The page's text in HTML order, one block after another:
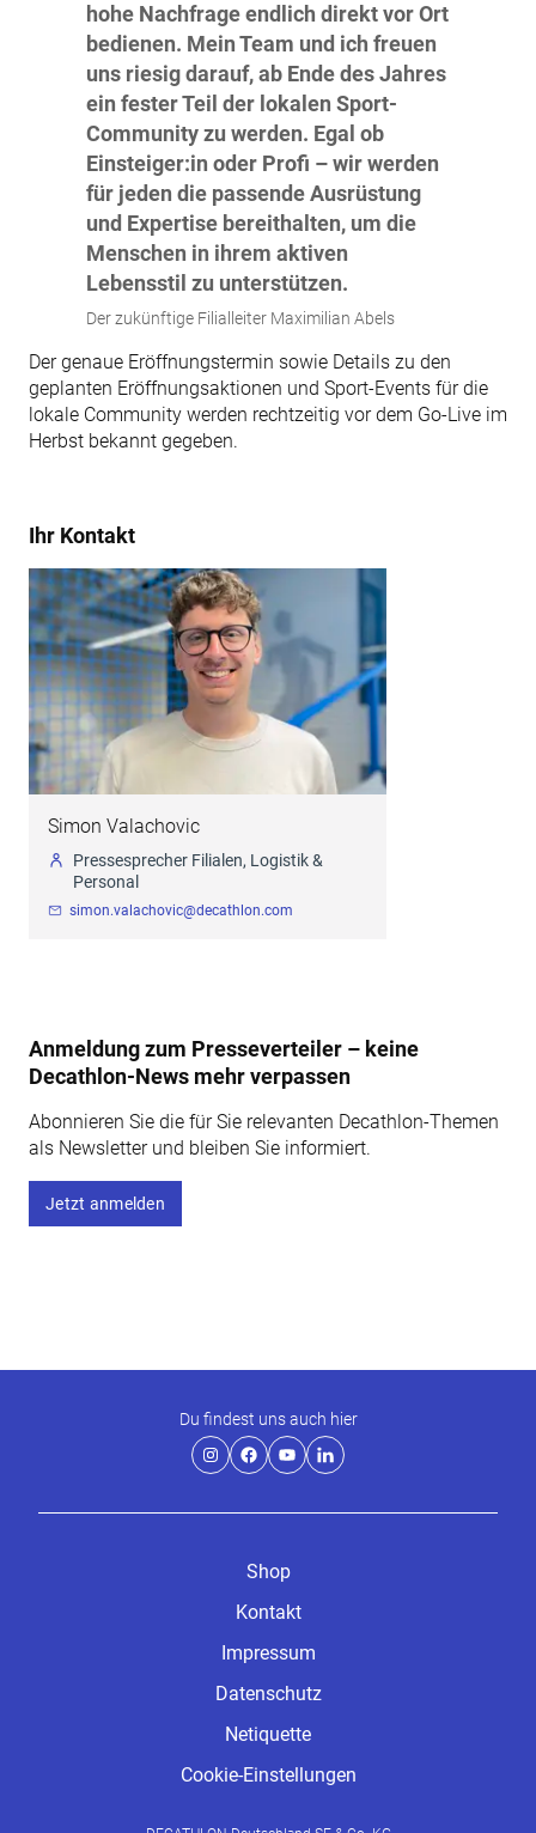
hohe Nachfrage endlich direkt vor Ort
bedienen. Mein Team und ich freuen
uns riesig darauf, ab Ende des Jahres
ein fester Teil der lokalen Sport-
Community zu werden. Egal ob
Einsteiger:in oder Profi – wir werden
für jeden die passende Ausrüstung
und Expertise bereithalten, um die
Menschen in ihrem aktiven
Lebensstil zu unterstützen.
Der zukünftige Filialleiter Maximilian Abels
Der genaue Eröffnungstermin sowie Details zu den
geplanten Eröffnungsaktionen und Sport-Events für die
lokale Community werden rechtzeitig vor dem Go-Live im
Herbst bekannt gegeben.
Ihr Kontakt
Simon Valachovic
Pressesprecher Filialen, Logistik &
Personal
simon.valachovic@decathlon.com
Anmeldung zum Presseverteiler – keine
Decathlon-News mehr verpassen
Abonnieren Sie die für Sie relevanten Decathlon-Themen
als Newsletter und bleiben Sie informiert.
Jetzt anmelden
Du findest uns auch hier
Shop
Kontakt
Impressum
Datenschutz
Netiquette
Cookie-Einstellungen